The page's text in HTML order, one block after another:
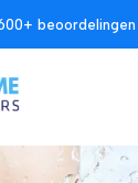
beoordelingen